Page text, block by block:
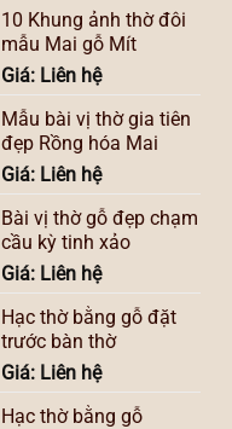
10 Khung ảnh thờ đôi
mẫu Mai gỗ Mít
Giá: Liên hệ
Mẫu bài vị thờ gia tiên
đẹp Rồng hóa Mai
Giá: Liên hệ
Bài vị thờ gỗ đẹp chạm
cầu kỳ tinh xảo
Giá: Liên hệ
Hạc thờ bằng gỗ đặt
trước bàn thờ
Giá: Liên hệ
Hạc thờ bằng gỗ